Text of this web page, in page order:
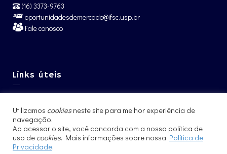
(16) 3373-9763
oportunidadesdemercado@ifsc.usp.br
Fale conosco
Links úteis
Pós-Graduação IFSC
Intercâmbio – CCNInt
Utilizamos cookiesneste site para melhor experiência de
navegação.
Ao acessar o site, você concorda com a nossa política de
uso de cookies. Mais informações sobre nossa Política de
Privacidade.